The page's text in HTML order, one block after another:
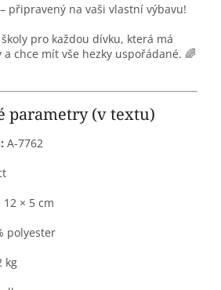
– připravený na vaši vlastní výbavu!
pro každou dívku, která má
chce mít vše hezky uspořádané. 🌈
parametry (v textu)
A-7762
12 × 5 cm
polyester
kg